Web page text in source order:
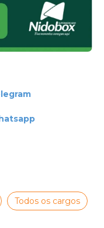
Todos os cargos